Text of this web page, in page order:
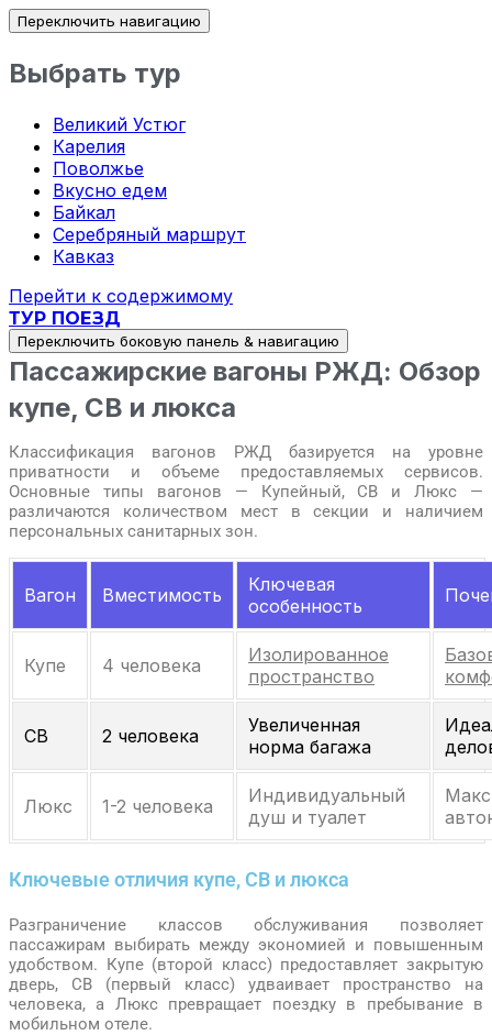
Переключить навигацию
Выбрать тур
Великий Устюг
Карелия
Поволжье
Вкусно едем
Байкал
Серебряный маршрут
Кавказ
Перейти к содержимому
ТУР ПОЕЗД
Переключить боковую панель & навигацию
Пассажирские вагоны РЖД: Обзор
купе, СВ и люкса
Классификация вагонов РЖД базируется на уровне
приватности и объеме предоставляемых сервисов.
Основные типы вагонов — Купейный, СВ и Люкс —
различаются количеством мест в секции и наличием
персональных санитарных зон.
Вагон Вместимость
Ключевая
особенность
Купе 4 человека
Изолированное
пространство
СВ 2 человека
Увеличенная
норма багажа
Люкс 1-2 человека
Индивидуальный
душ и туалет
Ключевые отличия купе, СВ и люкса
Разграничение классов обслуживания позволяет
пассажирам выбирать между экономией и повышенным
удобством. Купе (второй класс) предоставляет закрытую
дверь, СВ (первый класс) удваивает пространство на
человека, а Люкс превращает поездку в пребывание в
мобильном отеле.